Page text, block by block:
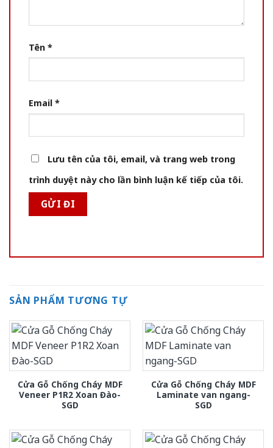
Tên *
Email *
Lưu tên của tôi, email, và trang web trong
trình duyệt này cho lần bình luận kế tiếp của tôi.
SẢN PHẨM TƯƠNG TỰ
Cửa Gỗ Chống Cháy MDF
Veneer P1R2 Xoan Đào-
SGD
Cửa Gỗ Chống Cháy MDF
Laminate van ngang-
SGD